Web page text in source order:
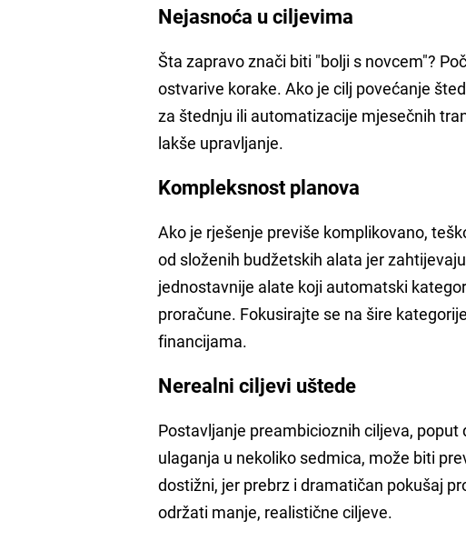
Nejasnoća u ciljevima
Šta zapravo znači biti "bolji s novcem"?
ostvarive korake. Ako je cilj povećanje
za štednju ili automatizacije mjesečnih
lakše upravljanje.
Kompleksnost planova
Ako je rješenje previše komplikovano,
od složenih budžetskih alata jer
jednostavnije alate koji automatski
proračune. Fokusirajte se na šire
financijama.
Nerealni ciljevi uštede
Postavljanje preambicioznih ciljeva,
ulaganja u nekoliko sedmica, može biti
dostižni, jer prebrz i dramatičan pokušaj
održati manje, realistične ciljeve.